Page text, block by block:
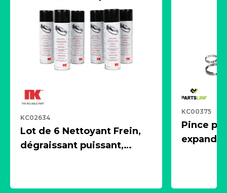
KC02634
Lot de 6 Nettoyant Frein,
dégraissant puissant,
KC00375
Pince